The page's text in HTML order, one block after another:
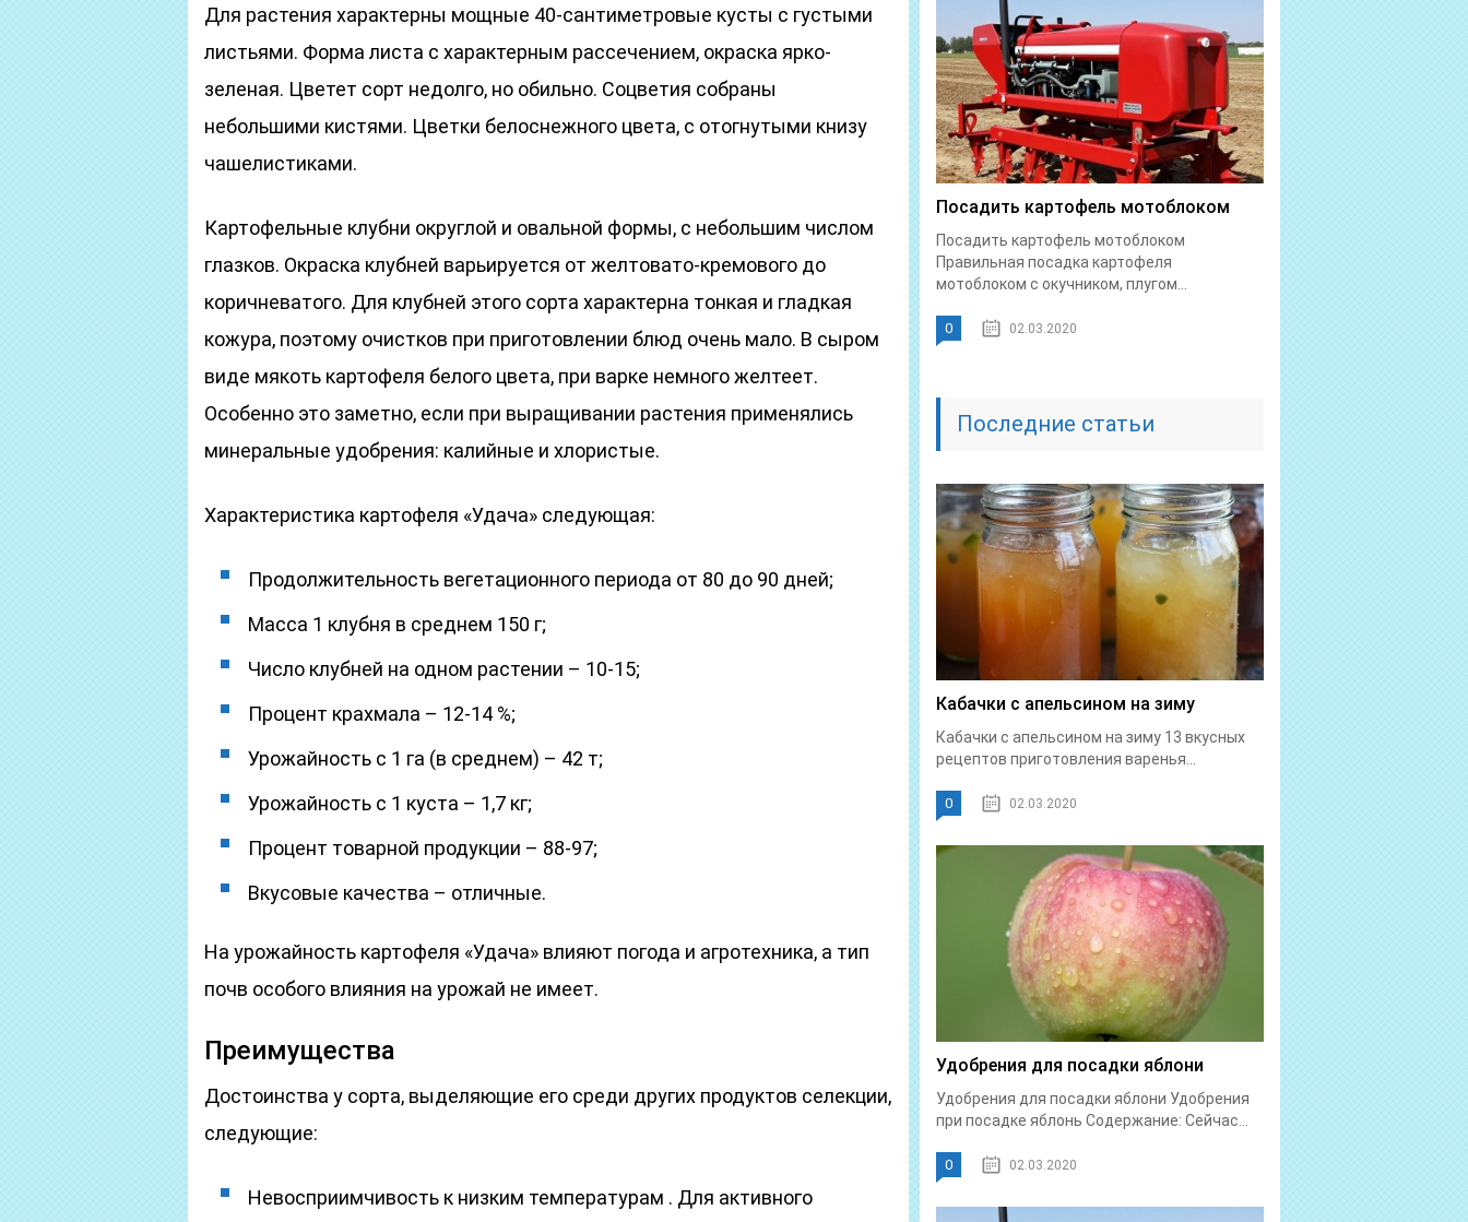
Для растения характерны мощные 40-сантиметровые кусты с густыми
листьями. Форма листа с характерным рассечением, окраска ярко-
зеленая. Цветет сорт недолго, но обильно. Соцветия собраны
небольшими кистями. Цветки белоснежного цвета, с отогнутыми книзу
чашелистиками.
Картофельные клубни округлой и овальной формы, с небольшим числом
глазков. Окраска клубней варьируется от желтовато-кремового до
коричневатого. Для клубней этого сорта характерна тонкая и гладкая
кожура, поэтому очистков при приготовлении блюд очень мало. В сыром
виде мякоть картофеля белого цвета, при варке немного желтеет.
Особенно это заметно, если при выращивании растения применялись
минеральные удобрения: калийные и хлористые.
Характеристика картофеля «Удача» следующая:
Продолжительность вегетационного периода от 80 до 90 дней;
Масса 1 клубня в среднем 150 г;
Число клубней на одном растении – 10-15;
Процент крахмала – 12-14 %;
Урожайность с 1 га (в среднем) – 42 т;
Урожайность с 1 куста – 1,7 кг;
Процент товарной продукции – 88-97;
Вкусовые качества – отличные.
На урожайность картофеля «Удача» влияют погода и агротехника, а тип
почв особого влияния на урожай не имеет.
Преимущества
Достоинства у сорта, выделяющие его среди других продуктов селекции,
следующие:
Невосприимчивость к низким температурам . Для активного
Посадить картофель мотоблоком
Посадить картофель мотоблоком
Правильная посадка картофеля
мотоблоком с окучником, плугом...
0 02.03.2020
Последние статьи
Кабачки с апельсином на зиму
Кабачки с апельсином на зиму 13 вкусных
рецептов приготовления варенья...
0 02.03.2020
Удобрения для посадки яблони
Удобрения для посадки яблони Удобрения
при посадке яблонь Содержание: Сейчас...
0 02.03.2020